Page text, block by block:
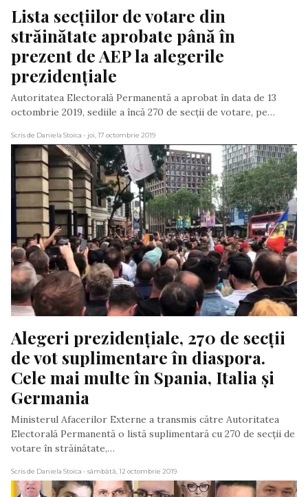
Lista secțiilor de votare din
străinătate aprobate până în
prezent de AEP la alegerile
prezidențiale
Autoritatea Electorală Permanentă a aprobat în data de 13
octombrie 2019, sediile a încă 270 de secții de votare, pe…
Scris de Daniela Stoica - joi, 17 octombrie 2019
Alegeri prezidențiale, 270 de secții
de vot suplimentare în diaspora.
Cele mai multe în Spania, Italia și
Germania
Ministerul Afacerilor Externe a transmis către Autoritatea
Electorală Permanentă o listă suplimentară cu 270 de secții de
votare în străinătate,…
Scris de Daniela Stoica - sâmbătă, 12 octombrie 2019